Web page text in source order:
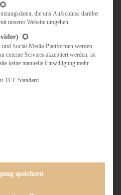
UNTERWEGS
»
die uns Aufschluss darüber
unserer Website umgehen.
Social-Media-Plattformen werden
externe Services akzeptiert werden, ist
keine manuelle Einwilligung mehr
TCF-Standard
speichern